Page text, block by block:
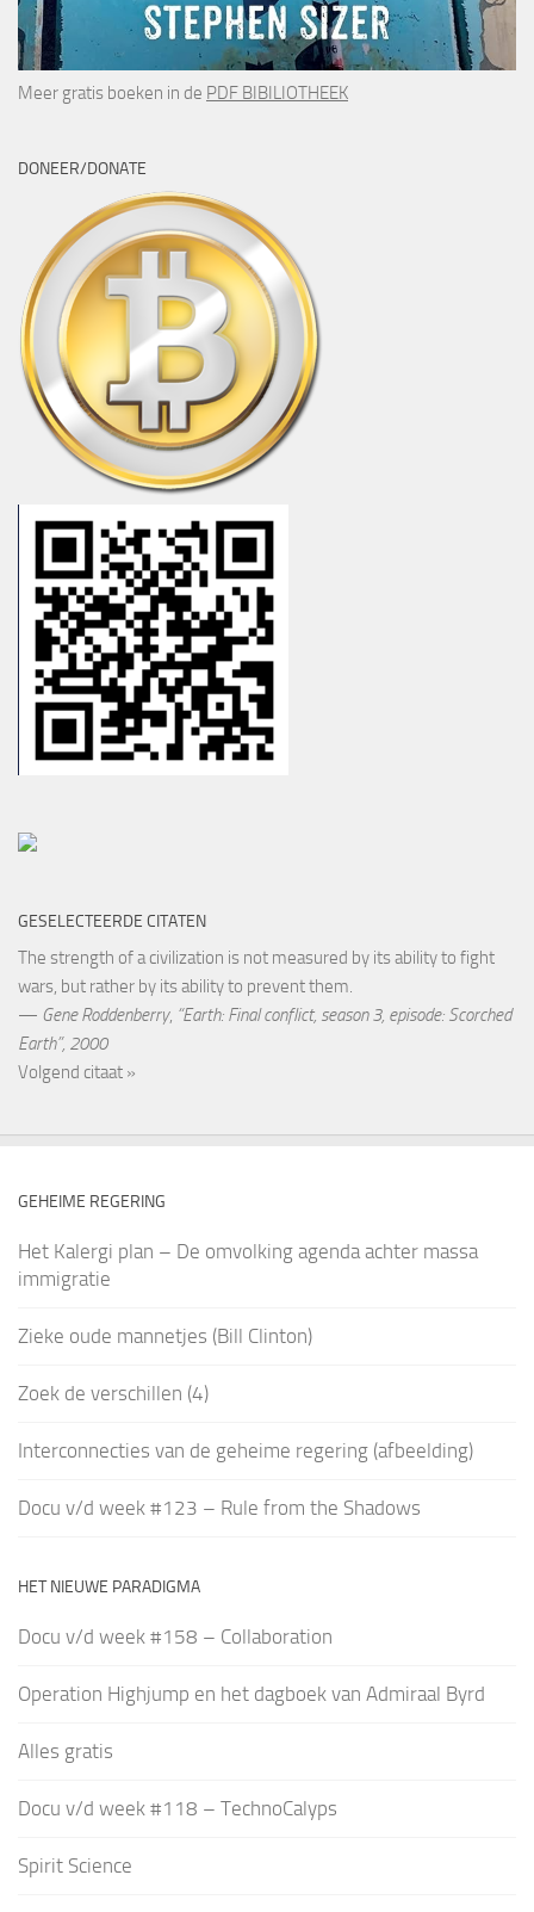
Meer gratis boeken in de PDF BIBILIOTHEEK
DONEER/DONATE
GESELECTEERDE CITATEN
The strength of a civilization is not measured by its ability to fight
wars, but rather by its ability to prevent them.
— Gene Roddenberry, “Earth: Final conflict, season 3, episode: Scorched
Earth”, 2000
Volgend citaat »
GEHEIME REGERING
Het Kalergi plan – De omvolking agenda achter massa
immigratie
Zieke oude mannetjes (Bill Clinton)
Zoek de verschillen (4)
Interconnecties van de geheime regering (afbeelding)
Docu v/d week #123 – Rule from the Shadows
HET NIEUWE PARADIGMA
Docu v/d week #158 – Collaboration
Operation Highjump en het dagboek van Admiraal Byrd
Alles gratis
Docu v/d week #118 – TechnoCalyps
Spirit Science